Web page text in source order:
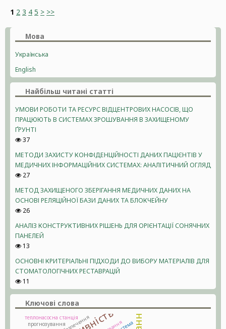
1 2 3 4 5 > >>
Мова
Українська
English
Найбільш читані статті
УМОВИ РОБОТИ ТА РЕСУРС ВІДЦЕНТРОВИХ НАСОСІВ, ЩО
ПРАЦЮЮТЬ В СИСТЕМАХ ЗРОШУВАННЯ В ЗАХИЩЕНОМУ
ҐРУНТІ
37
МЕТОДИ ЗАХИСТУ КОНФІДЕНЦІЙНОСТІ ДАНИХ ПАЦІЄНТІВ У
МЕДИЧНИХ ІНФОРМАЦІЙНИХ СИСТЕМАХ: АНАЛІТИЧНИЙ ОГЛЯД
27
МЕТОД ЗАХИЩЕНОГО ЗБЕРІГАННЯ МЕДИЧНИХ ДАНИХ НА
ОСНОВІ РЕЛЯЦІЙНОЇ БАЗИ ДАНИХ ТА БЛОКЧЕЙНУ
26
АНАЛІЗ КОНСТРУКТИВНИХ РІШЕНЬ ДЛЯ ОРІЄНТАЦІЇ СОНЯЧНИХ
ПАНЕЛЕЙ
13
ОСНОВНІ КРИТЕРІАЛЬНІ ПІДХОДИ ДО ВИБОРУ МАТЕРІАЛІВ ДЛЯ
СТОМАТОЛОГІЧНИХ РЕСТАВРАЦІЙ
11
Ключові слова
теплонасосна станція
прогнозування